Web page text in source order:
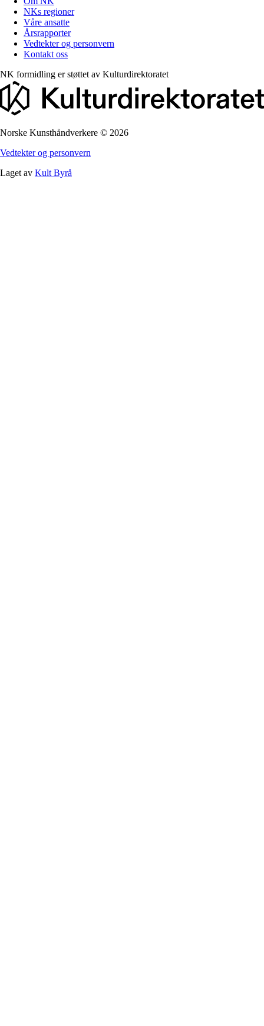
NKs regioner
Våre ansatte
Årsrapporter
Vedtekter og personvern
Kontakt oss
NK formidling er støttet av Kulturdirektoratet
Norske Kunsthåndverkere © 2026
Vedtekter og personvern
Laget av Kult Byrå